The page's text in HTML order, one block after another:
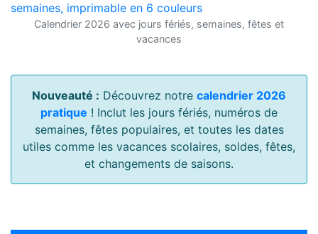
Calendrier 2026 avec jours fériés, semaines, fêtes et
vacances
Nouveauté : Découvrez notre calendrier 2026
pratique ! Inclut les jours fériés, numéros de
semaines, fêtes populaires, et toutes les dates
utiles comme les vacances scolaires, soldes, fêtes,
et changements de saisons.